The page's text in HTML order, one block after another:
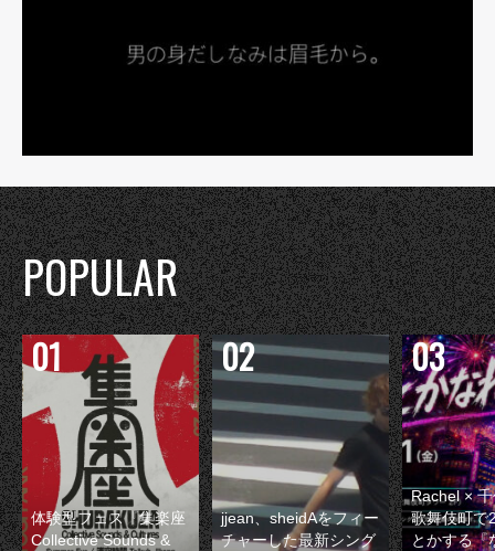
POPULAR
体験型フェス『集楽座
Collective Sounds &
jjean、sheidAをフィー
チャーした最新シング
Rachel ×
歌舞伎町で
とかする『